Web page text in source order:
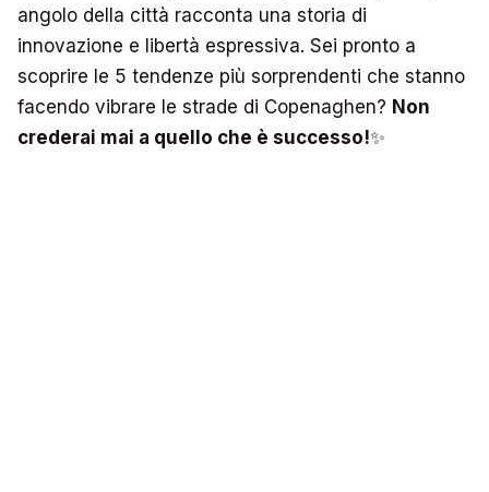
angolo della città racconta una storia di
innovazione e libertà espressiva. Sei pronto a
scoprire le 5 tendenze più sorprendenti che stanno
facendo vibrare le strade di Copenaghen? Non
crederai mai a quello che è successo!✨